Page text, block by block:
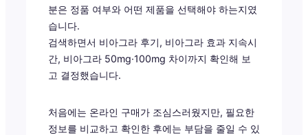
분은 정품 여부와 어떤 제품을 선택해야 하는지였
습니다.
검색하면서 비아그라 후기, 비아그라 효과 지속시
간, 비아그라 50mg·100mg 차이까지 확인해 보
고 결정했습니다.
처음에는 온라인 구매가 조심스러웠지만, 필요한
정보를 비교하고 확인한 후에는 부담을 줄일 수 있